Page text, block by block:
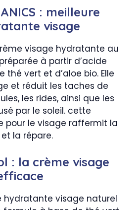
: meilleure
visage
visage hydratante au
à partir d’acide
thé vert et d’aloe bio. Elle
et réduit les taches de
les rides, ainsi que les
par le soleil. cette
pour le visage raffermit la
la répare.
: la crème visage
hydratante visage naturel